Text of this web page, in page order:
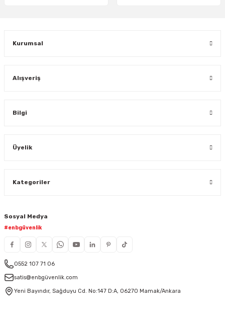
Kurumsal
Alışveriş
Bilgi
Üyelik
Kategoriler
Sosyal Medya
#enbgüvenlik
0552 107 71 06
satis@enbgüvenlik.com
Yeni Bayındır, Sağduyu Cd. No:147 D:A, 06270 Mamak/Ankara